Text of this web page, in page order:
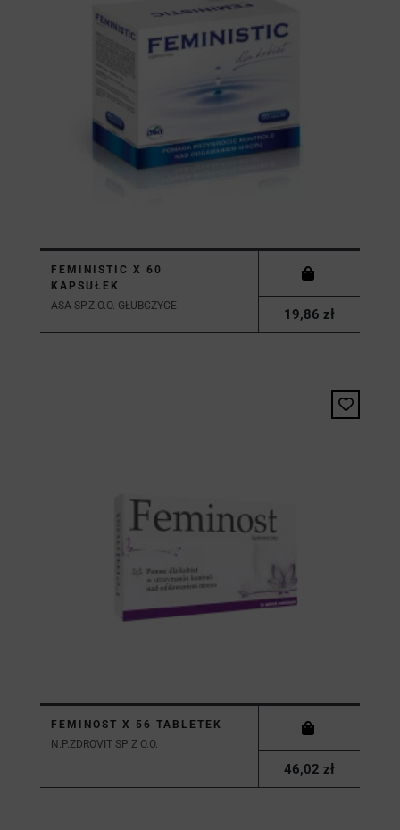
FEMINISTIC X 60
KAPSUŁEK
ASA SP.Z O.O. GŁUBCZYCE
19,86 zł
FEMINOST X 56 TABLETEK
N.P.ZDROVIT SP Z O.O.
46,02 zł